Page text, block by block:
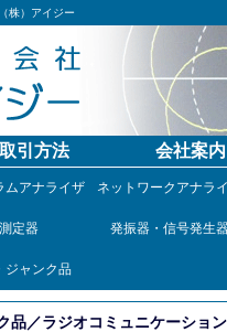
株）アイジー
引方法 会社案内
ムアナライザ ネットワークアナラ
定器 発振器・信号発生
ジャンク品
品／ラジオコミュニケーショ